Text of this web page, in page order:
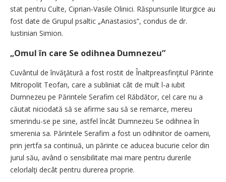
stat pentru Culte, Ciprian-Vasile Olinici. Răspunsurile liturgice au
fost date de Grupul psaltic „Anastasios”, condus de dr.
Iustinian Simion.
„Omul în care Se odihnea Dumnezeu”
Cuvântul de învăţătură a fost rostit de Înaltpreasfinţitul Părinte
Mitropolit Teofan, care a subliniat cât de mult l-a iubit
Dumnezeu pe Părintele Serafim cel Răbdător, cel care nu a
căutat niciodată să se afirme sau să se remarce, mereu
smerindu-se pe sine, astfel încât Dumnezeu Se odihnea în
smerenia sa. Părintele Serafim a fost un odihnitor de oameni,
prin jertfa sa continuă, un părinte ce aducea bucurie celor din
jurul său, având o sensibilitate mai mare pentru durerile
celorlalţi decât pentru durerea proprie.